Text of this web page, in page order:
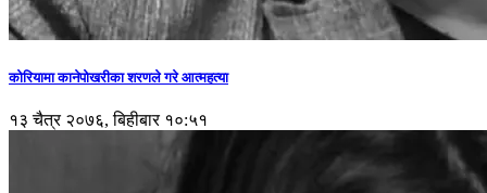
कोरियामा कानेपोखरीका शरणले गरे आत्महत्या
१३ चैत्र २०७६, बिहीबार १०:५१